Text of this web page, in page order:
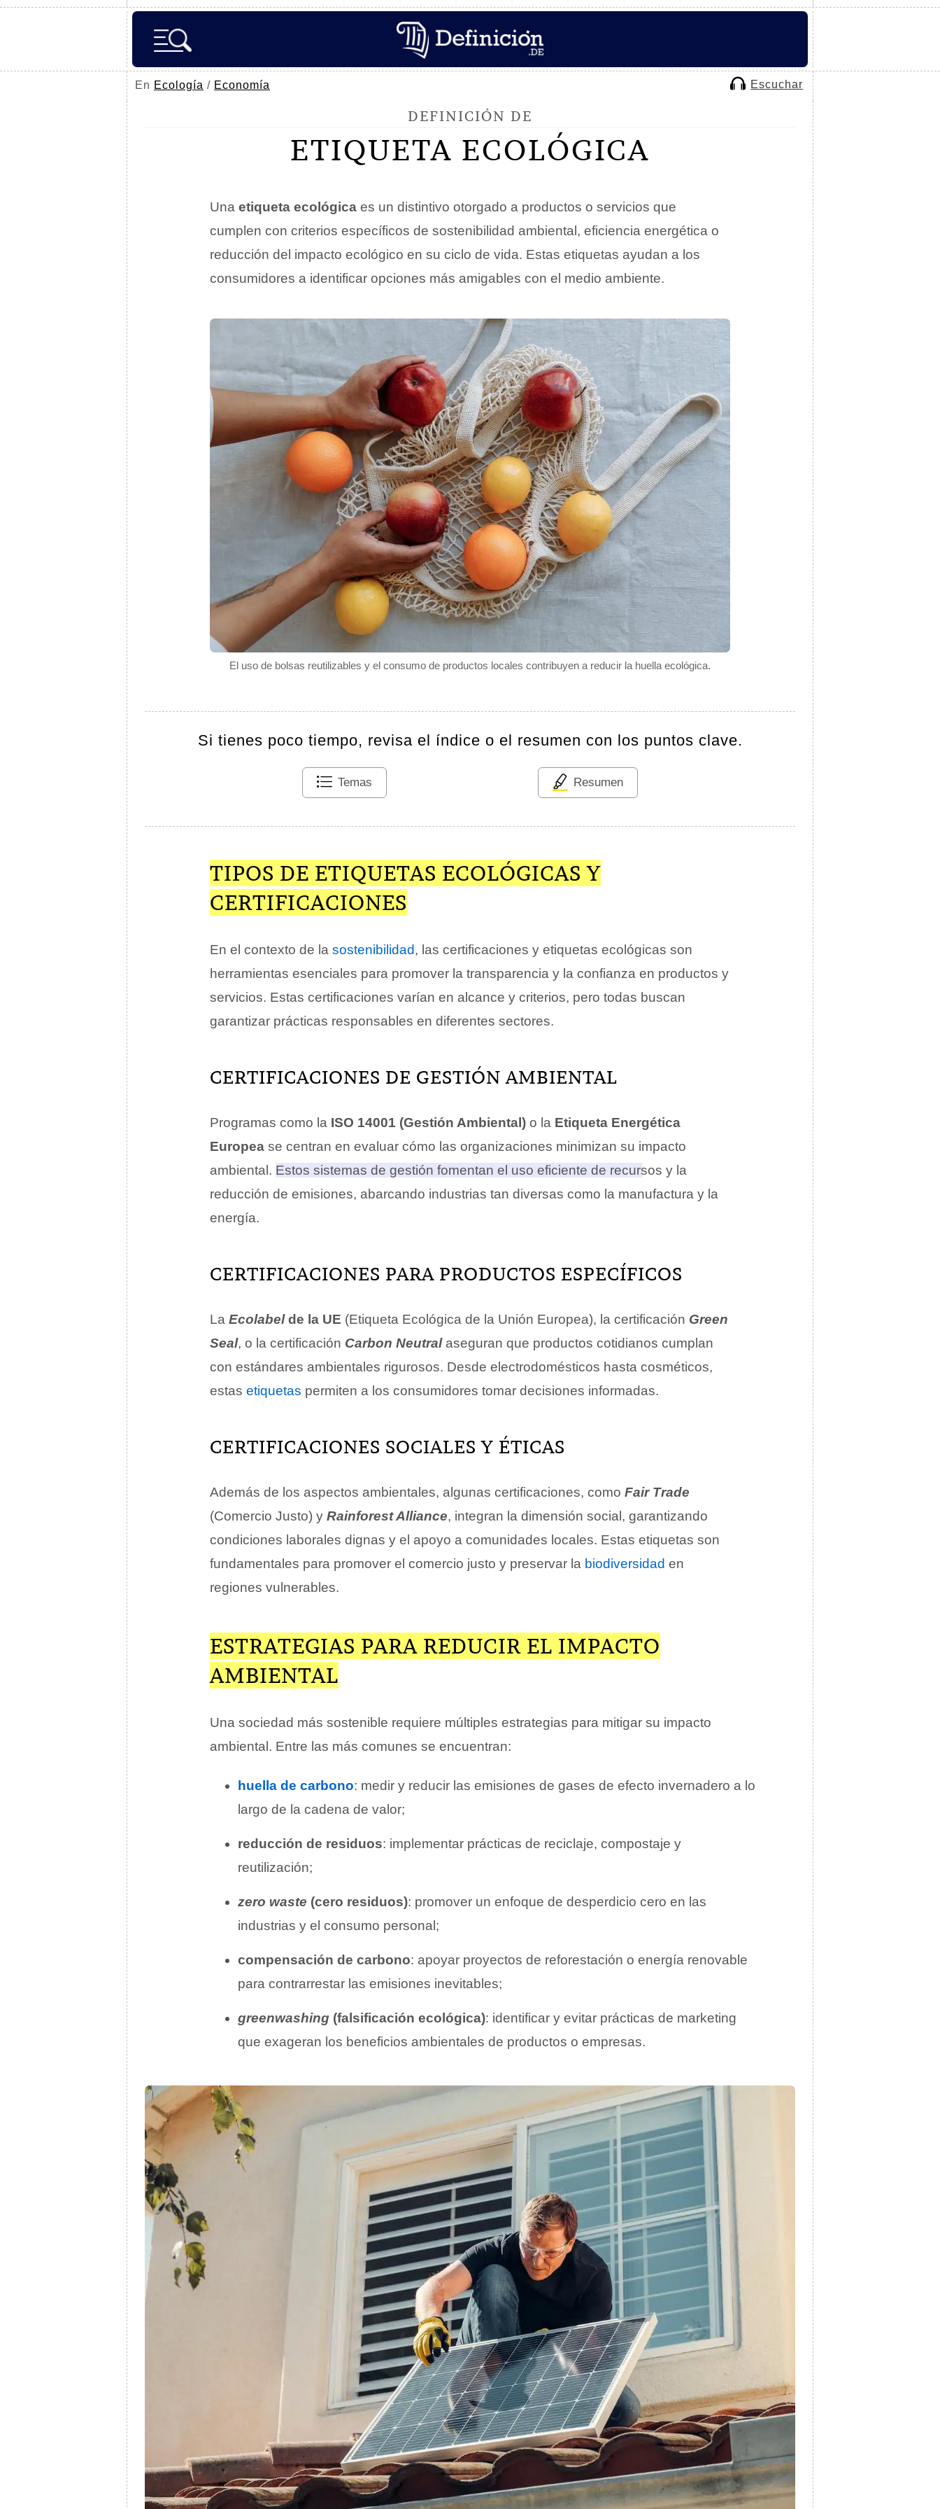
En Ecología / Economía Escuchar
DEFINICIÓN DE
ETIQUETA ECOLÓGICA
El uso de bolsas reutilizables y el consumo de productos locales contribuyen a reducir la huella ecológica.
Una etiqueta ecológica es un distintivo otorgado a productos o servicios que
cumplen con criterios específicos de sostenibilidad ambiental, eficiencia energética o
reducción del impacto ecológico en su ciclo de vida. Estas etiquetas ayudan a los
consumidores a identificar opciones más amigables con el medio ambiente.
Si tienes poco tiempo, revisa el índice o el resumen con los puntos clave.
Temas Resumen
TIPOS DE ETIQUETAS ECOLÓGICAS Y
CERTIFICACIONES
En el contexto de la sostenibilidad, las certificaciones y etiquetas ecológicas son
herramientas esenciales para promover la transparencia y la confianza en productos y
servicios. Estas certificaciones varían en alcance y criterios, pero todas buscan
garantizar prácticas responsables en diferentes sectores.
CERTIFICACIONES DE GESTIÓN AMBIENTAL
Programas como la ISO 14001 (Gestión Ambiental) o la Etiqueta Energética
Europea se centran en evaluar cómo las organizaciones minimizan su impacto
ambiental. Estos sistemas de gestión fomentan el uso eficiente de recursos y la
reducción de emisiones, abarcando industrias tan diversas como la manufactura y la
energía.
CERTIFICACIONES PARA PRODUCTOS ESPECÍFICOS
La Ecolabelde la UE (Etiqueta Ecológica de la Unión Europea), la certificación Green
Seal, o la certificación Carbon Neutralaseguran que productos cotidianos cumplan
con estándares ambientales rigurosos. Desde electrodomésticos hasta cosméticos,
estas etiquetas permiten a los consumidores tomar decisiones informadas.
CERTIFICACIONES SOCIALES Y ÉTICAS
Además de los aspectos ambientales, algunas certificaciones, como Fair Trade
(Comercio Justo) y Rainforest Alliance, integran la dimensión social, garantizando
condiciones laborales dignas y el apoyo a comunidades locales. Estas etiquetas son
fundamentales para promover el comercio justo y preservar la biodiversidad en
regiones vulnerables.
ESTRATEGIAS PARA REDUCIR EL IMPACTO
AMBIENTAL
Una sociedad más sostenible requiere múltiples estrategias para mitigar su impacto
ambiental. Entre las más comunes se encuentran:
huella de carbono: medir y reducir las emisiones de gases de efecto invernadero a lo
largo de la cadena de valor;
reducción de residuos: implementar prácticas de reciclaje, compostaje y
reutilización;
zero waste (cero residuos): promover un enfoque de desperdicio cero en las
industrias y el consumo personal;
compensación de carbono: apoyar proyectos de reforestación o energía renovable
para contrarrestar las emisiones inevitables;
greenwashing (falsificación ecológica): identificar y evitar prácticas de marketing
que exageran los beneficios ambientales de productos o empresas.